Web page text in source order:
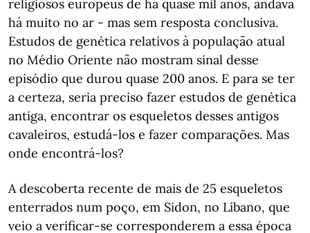
religiosos europeus de há quase mil anos, andava
há muito no ar - mas sem resposta conclusiva.
Estudos de genética relativos à população atual
no Médio Oriente não mostram sinal desse
episódio que durou quase 200 anos. E para se ter
a certeza, seria preciso fazer estudos de genética
antiga, encontrar os esqueletos desses antigos
cavaleiros, estudá-los e fazer comparações. Mas
onde encontrá-los?
A descoberta recente de mais de 25 esqueletos
enterrados num poço, em Sidon, no Líbano, que
veio a verificar-se corresponderem a essa época